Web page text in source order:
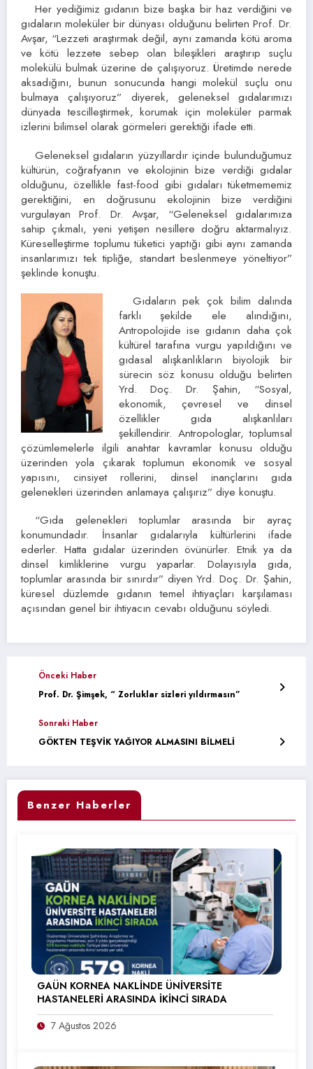
Her yediğimiz gıdanın bize başka bir haz verdiğini ve
gıdaların moleküler bir dünyası olduğunu belirten Prof. Dr.
Avşar, “Lezzeti araştırmak değil, aynı zamanda kötü aroma
ve kötü lezzete sebep olan bileşikleri araştırıp suçlu
molekülü bulmak üzerine de çalışıyoruz. Üretimde nerede
aksadığını, bunun sonucunda hangi molekül suçlu onu
bulmaya çalışıyoruz” diyerek, geleneksel gıdalarımızı
dünyada tescilleştirmek, korumak için moleküler parmak
izlerini bilimsel olarak görmeleri gerektiği ifade etti.
Geleneksel gıdaların yüzyıllardır içinde bulunduğumuz
kültürün, coğrafyanın ve ekolojinin bize verdiği gıdalar
olduğunu, özellikle fast-food gibi gıdaları tüketmememiz
gerektiğini, en doğrusunu ekolojinin bize verdiğini
vurgulayan Prof. Dr. Avşar, “Geleneksel gıdalarımıza
sahip çıkmalı, yeni yetişen nesillere doğru aktarmalıyız.
Küreselleştirme toplumu tüketici yaptığı gibi aynı zamanda
insanlarımızı tek tipliğe, standart beslenmeye yöneltiyor”
şeklinde konuştu.
Gıdaların pek çok bilim dalında
farklı şekilde ele alındığını,
Antropolojide ise gıdanın daha çok
kültürel tarafına vurgu yapıldığını ve
gıdasal alışkanlıkların biyolojik bir
sürecin söz konusu olduğu belirten
Yrd. Doç. Dr. Şahin, “Sosyal,
ekonomik, çevresel ve dinsel
özellikler gıda alışkanlıları
şekillendirir. Antropologlar, toplumsal
çözümlemelerle ilgili anahtar kavramlar konusu olduğu
üzerinden yola çıkarak toplumun ekonomik ve sosyal
yapısını, cinsiyet rollerini, dinsel inançlarını gıda
gelenekleri üzerinden anlamaya çalışırız” diye konuştu.
“Gıda gelenekleri toplumlar arasında bir ayraç
konumundadır. İnsanlar gıdalarıyla kültürlerini ifade
ederler. Hatta gıdalar üzerinden övünürler. Etnik ya da
dinsel kimliklerine vurgu yaparlar. Dolayısıyla gıda,
toplumlar arasında bir sınırdır” diyen Yrd. Doç. Dr. Şahin,
küresel düzlemde gıdanın temel ihtiyaçları karşılaması
açısından genel bir ihtiyacın cevabı olduğunu söyledi.
Önceki Haber
Prof. Dr. Şimşek, “ Zorluklar sizleri yıldırmasın”
Sonraki Haber
GÖKTEN TEŞVİK YAĞIYOR ALMASINI BİLMELİ
Benzer Haberler
GAÜN KORNEA NAKLİNDE ÜNİVERSİTE
HASTANELERİ ARASINDA İKİNCİ SIRADA
7 Ağustos 2026